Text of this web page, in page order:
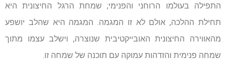
התפילה בעולמו הרוחני והפנימי; שמחת הרגל החיצונית היא
תחילת ההלכה, אולם לא זו המגמה. המגמה היא שהלב יושפע
מהאווירה החיצונית האובייקטיבית שנוצרה, וישלב עצמו מתוך
שמחה פנימית והזדהות עמוקה עם תוכנה של שמחה זו.